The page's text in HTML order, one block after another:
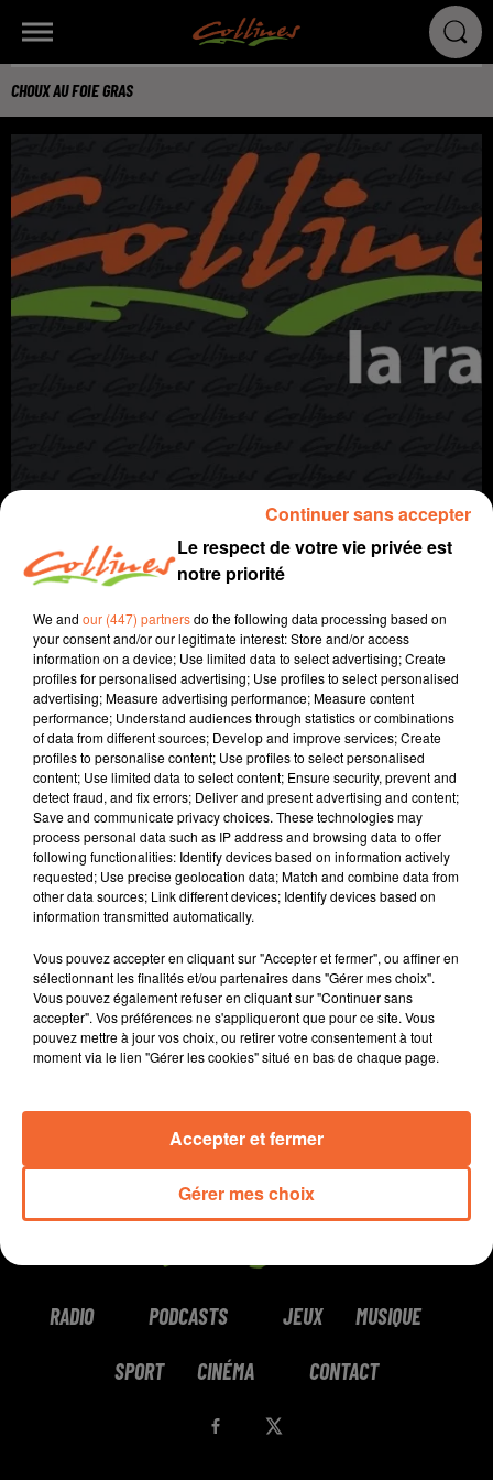
CHOUX AU FOIE GRAS
recette cuisine
9 décembre 2023 - 5 min 51 sec
CHOUX AU FOIE GRAS
Jacqueline Pinon
Qu'est-ce qu'on mange ?
Recette présentée par Hélène et Jacqueline.
0:00 5 min 51 sec
RADIO PODCASTS JEUX MUSIQUE
SPORT CINÉMA CONTACT
Le respect de votre vie privée est
notre priorité
We and our (447) partnersdo the following data processing based on
your consent and/or our legitimate interest: Store and/or access
information on a device; Use limited data to select advertising; Create
profiles for personalised advertising; Use profiles to select personalised
advertising; Measure advertising performance; Measure content
performance; Understand audiences through statistics or combinations
of data from different sources; Develop and improve services; Create
profiles to personalise content; Use profiles to select personalised
content; Use limited data to select content; Ensure security, prevent and
detect fraud, and fix errors; Deliver and present advertising and content;
Save and communicate privacy choices. These technologies may
process personal data such as IP address and browsing data to offer
following functionalities: Identify devices based on information actively
requested; Use precise geolocation data; Match and combine data from
other data sources; Link different devices; Identify devices based on
information transmitted automatically.
Vous pouvez accepter en cliquant sur "Accepter et fermer", ou affiner en
sélectionnant les finalités et/ou partenaires dans "Gérer mes choix".
Vous pouvez également refuser en cliquant sur "Continuer sans
accepter". Vos préférences ne s'appliqueront que pour ce site. Vous
pouvez mettre à jour vos choix, ou retirer votre consentement à tout
moment via le lien "Gérer les cookies" situé en bas de chaque page.
Gérer mes choix
Accepter et fermer
Continuer sans accepter